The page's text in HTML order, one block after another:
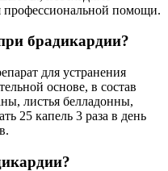
профессиональной помощи.
брадикардии?
для устранения
основе, в состав
листья белладонны,
25 капель 3 раза в день